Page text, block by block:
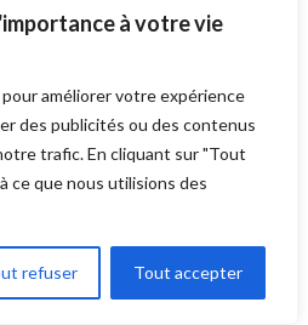
à votre vie
améliorer votre expérience
des publicités ou des contenus
trafic. En cliquant sur "Tout
ce que nous utilisions des
refuser Tout accepter